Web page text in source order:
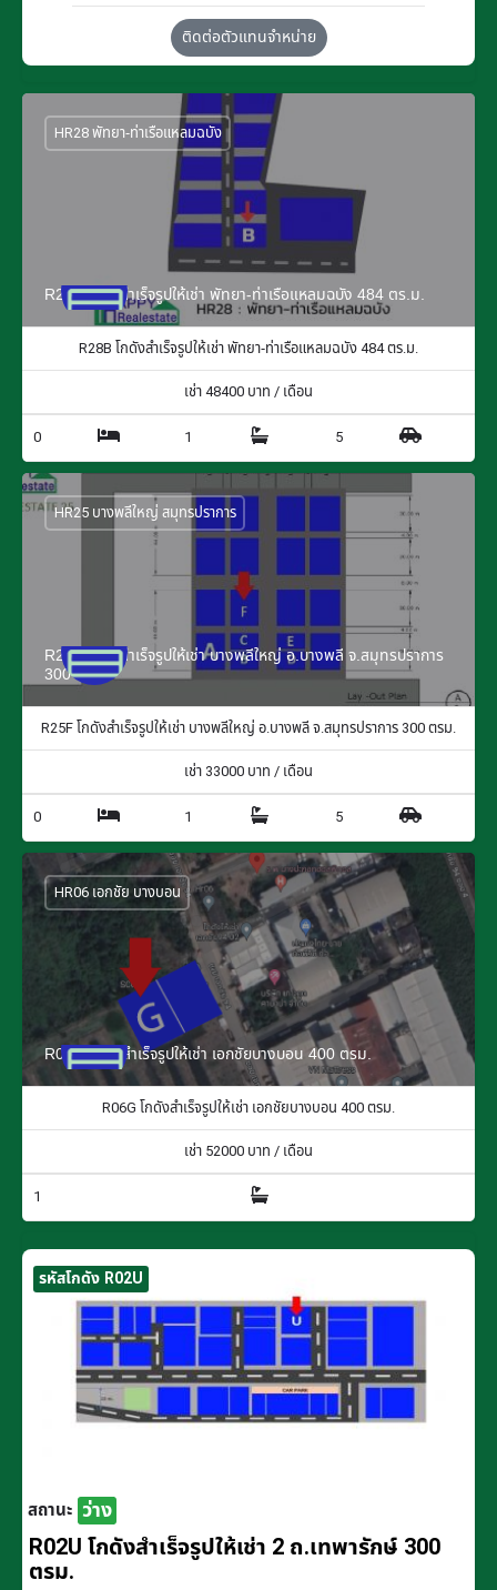
ติดต่อตัวแทนจำหน่าย
R28B โกดังสำเร็จรูปให้เช่า พัทยา-ท่าเรือแหลมฉบัง 484 ตร.ม.
HR28 พัทยา-ท่าเรือแหลมฉบัง
R28B โกดังสำเร็จรูปให้เช่า พัทยา-ท่าเรือแหลมฉบัง 484 ตร.ม.
เช่า48400 บาท / เดือน
0 1 5
R25F โกดังสำเร็จรูปให้เช่า บางพลีใหญ่ อ.บางพลี จ.สมุทรปราการ
300 ตรม.
HR25 บางพลีใหญ่ สมุทรปราการ
R25F โกดังสำเร็จรูปให้เช่า บางพลีใหญ่ อ.บางพลี จ.สมุทรปราการ 300 ตรม.
เช่า 33000 บาท / เดือน
0 1 5
R06G โกดังสำเร็จรูปให้เช่า เอกชัยบางบอน 400 ตรม.
HR06 เอกชัย บางบอน
R06G โกดังสำเร็จรูปให้เช่า เอกชัยบางบอน 400 ตรม.
เช่า 52000 บาท / เดือน
1
รหัสโกดัง R02U
สถานะ ว่าง
R02U โกดังสำเร็จรูปให้เช่า 2 ถ.เทพารักษ์ 300
ตรม.